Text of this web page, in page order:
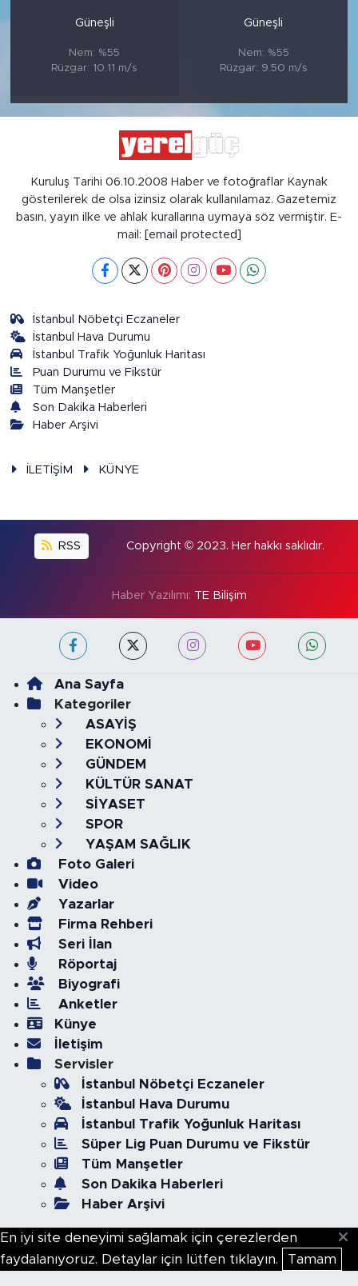
Güneşli
Nem: %55
Rüzgar: 10.11 m/s
Güneşli
Nem: %55
Rüzgar: 9.50 m/s
Kuruluş Tarihi 06.10.2008 Haber ve fotoğraflar Kaynak
gösterilerek de olsa izinsiz olarak kullanılamaz. Gazetemiz
basın, yayın ilke ve ahlak kurallarına uymaya söz vermiştir. E-
mail: [email protected]
İstanbul Nöbetçi Eczaneler
İstanbul Hava Durumu
İstanbul Trafik Yoğunluk Haritası
Puan Durumu ve Fikstür
Tüm Manşetler
Son Dakika Haberleri
Haber Arşivi
İLETİŞİM KÜNYE
RSS Copyright © 2023. Her hakkı saklıdır.
Haber Yazılımı: TE Bilişim
Ana Sayfa
Kategoriler
ASAYİŞ
EKONOMİ
GÜNDEM
KÜLTÜR SANAT
SİYASET
SPOR
YAŞAM SAĞLIK
Foto Galeri
Video
Yazarlar
Firma Rehberi
Seri İlan
Röportaj
Biyografi
Anketler
Künye
İletişim
Servisler
İstanbul Nöbetçi Eczaneler
İstanbul Hava Durumu
İstanbul Trafik Yoğunluk Haritası
Süper Lig Puan Durumu ve Fikstür
Tüm Manşetler
Son Dakika Haberleri
Haber Arşivi
En iyi site deneyimi sağlamak için çerezlerden
faydalanıyoruz. Detaylar için lütfen tıklayın.
Tamam